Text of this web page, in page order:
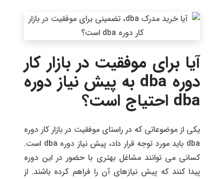
آیا برای موفقیت در بازار کار
دوره dba به پیش نیاز دوره
dba احتیاج است؟
یکی از موضوعاتی که در راستای موفقیت در بازار کار دوره
dba باید مورد توجه قرار داد، پیش نیاز دوره dba است.
کسانی می توانند مشاغل بهتری با حضور در این دوره
پیدا کنند که پیش نیازهای آن را فراهم کرده باشند. از